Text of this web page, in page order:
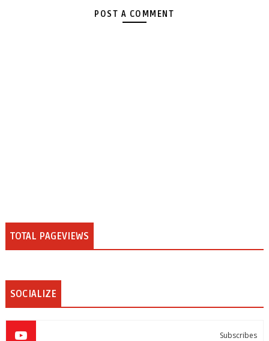
POST A COMMENT
TOTAL PAGEVIEWS
SOCIALIZE
Subscribes